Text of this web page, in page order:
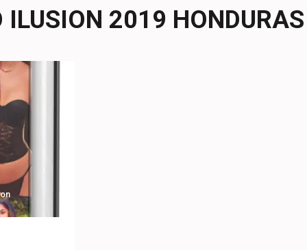
ILUSION 2019 HONDURAS